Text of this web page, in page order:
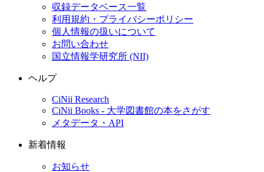
収録データベース一覧
利用規約・プライバシーポリシー
個人情報の扱いについて
お問い合わせ
国立情報学研究所 (NII)
ヘルプ
CiNii Research
CiNii Books - 大学図書館の本をさがす
メタデータ・API
新着情報
お知らせ